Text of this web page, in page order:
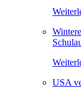
USA